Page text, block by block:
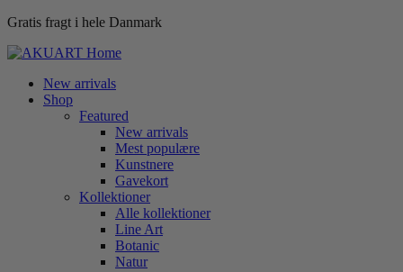
Gratis fragt i hele Danmark
New arrivals
Shop
Featured
New arrivals
Mest populære
Kunstnere
Gavekort
Kollektioner
Alle kollektioner
Line Art
Botanic
Natur